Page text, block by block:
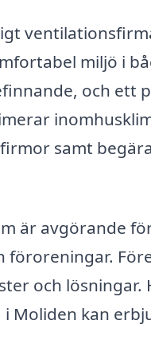
miljö i
och ett
samt
är avgörande
föroreningar.
och
Moliden kan